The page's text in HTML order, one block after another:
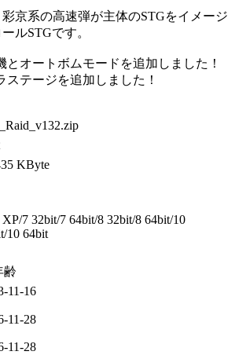
京系の高速弾が主体のSTGをイメージ
ルSTGです。
とオートボムモードを追加しました！
ステージを追加しました！
KByte
7 32bit/7 64bit/8 32bit/8 64bit/10
10 64bit
齢
11-16
11-28
11-28